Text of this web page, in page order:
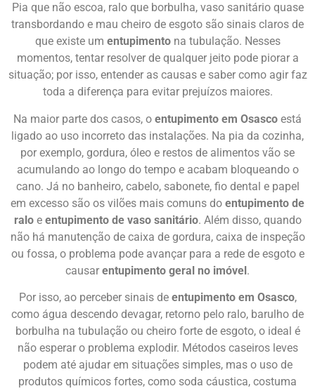
Pia que não escoa, ralo que borbulha, vaso sanitário quase
transbordando e mau cheiro de esgoto são sinais claros de
que existe um entupimentona tubulação. Nesses
momentos, tentar resolver de qualquer jeito pode piorar a
situação; por isso, entender as causas e saber como agir faz
toda a diferença para evitar prejuízos maiores.
Na maior parte dos casos, o entupimento em Osasco está
ligado ao uso incorreto das instalações. Na pia da cozinha,
por exemplo, gordura, óleo e restos de alimentos vão se
acumulando ao longo do tempo e acabam bloqueando o
cano. Já no banheiro, cabelo, sabonete, fio dental e papel
em excesso são os vilões mais comuns do entupimento de
raloe entupimento de vaso sanitário. Além disso, quando
não há manutenção de caixa de gordura, caixa de inspeção
ou fossa, o problema pode avançar para a rede de esgoto e
causar entupimento geral no imóvel.
Por isso, ao perceber sinais de entupimento em Osasco,
como água descendo devagar, retorno pelo ralo, barulho de
borbulha na tubulação ou cheiro forte de esgoto, o ideal é
não esperar o problema explodir. Métodos caseiros leves
podem até ajudar em situações simples, mas o uso de
produtos químicos fortes, como soda cáustica, costuma